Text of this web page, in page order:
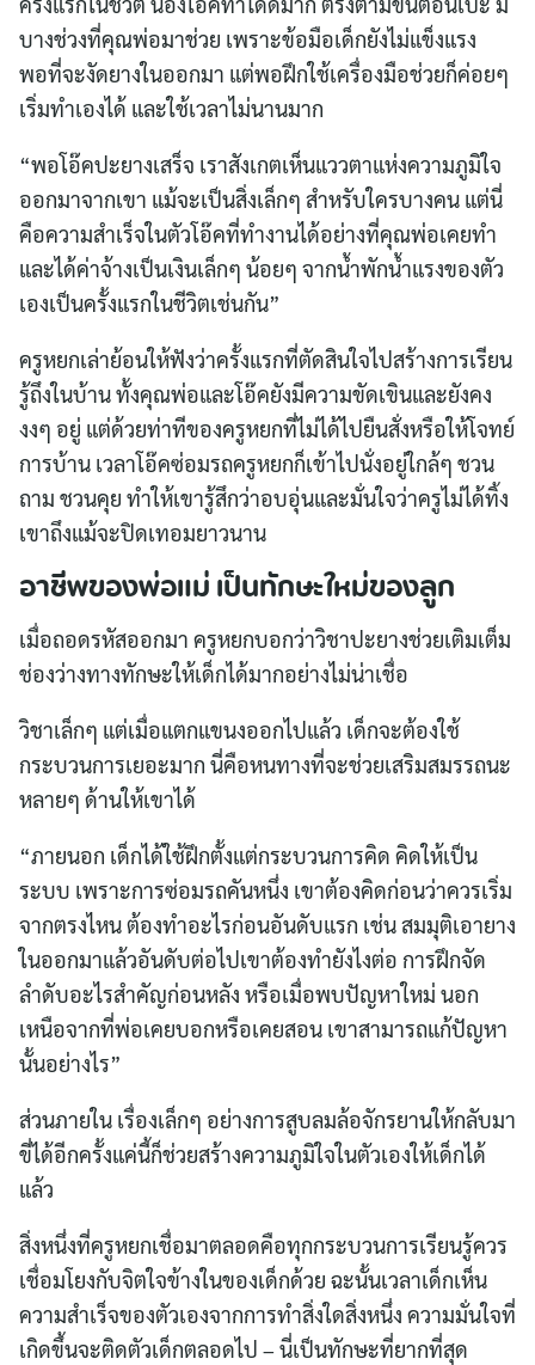
บางช่วงที่คุณพ่อมาช่วย เพราะข้อมือเด็กยังไม่แข็งแรง
พอที่จะงัดยางในออกมา แต่พอฝึกใช้เครื่องมือช่วยก็ค่อยๆ
เริ่มทำเองได้ และใช้เวลาไม่นานมาก
“พอโอ๊คปะยางเสร็จ เราสังเกตเห็นแววตาแห่งความภูมิใจ
ออกมาจากเขา แม้จะเป็นสิ่งเล็กๆ สำหรับใครบางคน แต่นี่
คือความสำเร็จในตัวโอ๊คที่ทำงานได้อย่างที่คุณพ่อเคยทำ
และได้ค่าจ้างเป็นเงินเล็กๆ น้อยๆ จากน้ำพักน้ำแรงของตัว
เองเป็นครั้งแรกในชีวิตเช่นกัน”
ครูหยกเล่าย้อนให้ฟังว่าครั้งแรกที่ตัดสินใจไปสร้างการเรียน
รู้ถึงในบ้าน ทั้งคุณพ่อและโอ๊คยังมีความขัดเขินและยังคง
งงๆ อยู่ แต่ด้วยท่าทีของครูหยกที่ไม่ได้ไปยืนสั่งหรือให้โจทย์
การบ้าน เวลาโอ๊คซ่อมรถครูหยกก็เข้าไปนั่งอยู่ใกล้ๆ ชวน
ถาม ชวนคุย ทำให้เขารู้สึกว่าอบอุ่นและมั่นใจว่าครูไม่ได้ทิ้ง
เขาถึงแม้จะปิดเทอมยาวนาน
อาชีพของพ่อแม่ เป็นทักษะใหม่ของลูก
เมื่อถอดรหัสออกมา ครูหยกบอกว่าวิชาปะยางช่วยเติมเต็ม
ช่องว่างทางทักษะให้เด็กได้มากอย่างไม่น่าเชื่อ
วิชาเล็กๆ แต่เมื่อแตกแขนงออกไปแล้ว เด็กจะต้องใช้
กระบวนการเยอะมาก นี่คือหนทางที่จะช่วยเสริมสมรรถนะ
หลายๆ ด้านให้เขาได้
“ภายนอก เด็กได้ใช้ฝึกตั้งแต่กระบวนการคิด คิดให้เป็น
ระบบ เพราะการซ่อมรถคันหนึ่ง เขาต้องคิดก่อนว่าควรเริ่ม
จากตรงไหน ต้องทำอะไรก่อนอันดับแรก เช่น สมมุติเอายาง
ในออกมาแล้วอันดับต่อไปเขาต้องทำยังไงต่อ การฝึกจัด
ลำดับอะไรสำคัญก่อนหลัง หรือเมื่อพบปัญหาใหม่ นอก
เหนือจากที่พ่อเคยบอกหรือเคยสอน เขาสามารถแก้ปัญหา
นั้นอย่างไร”
ส่วนภายใน เรื่องเล็กๆ อย่างการสูบลมล้อจักรยานให้กลับมา
ขี่ได้อีกครั้งแค่นี้ก็ช่วยสร้างความภูมิใจในตัวเองให้เด็กได้
แล้ว
สิ่งหนึ่งที่ครูหยกเชื่อมาตลอดคือทุกกระบวนการเรียนรู้ควร
เชื่อมโยงกับจิตใจข้างในของเด็กด้วย ฉะนั้นเวลาเด็กเห็น
ความสำเร็จของตัวเองจากการทำสิ่งใดสิ่งหนึ่ง ความมั่นใจที่
เกิดขึ้นจะติดตัวเด็กตลอดไป – นี่เป็นทักษะที่ยากที่สุด